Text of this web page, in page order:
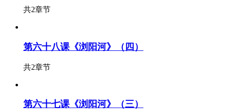
共2章节
第六十八课《浏阳河》（四）
共2章节
第六十七课《浏阳河》（三）